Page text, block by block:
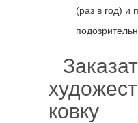
(раз в год) и
ковку